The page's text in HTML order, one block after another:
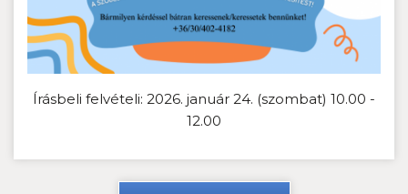
Írásbeli felvételi: 2026. január 24. (szombat) 10.00 -
12.00